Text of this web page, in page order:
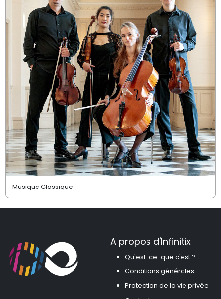
Musique Classique
A propos d'Infinitix
Qu'est-ce-que c'est ?
Conditions générales
Protection de la vie privée